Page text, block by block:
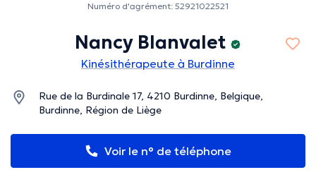
Numéro d'agrément: 52921022521
Nancy Blanvalet
Kinésithérapeute à Burdinne
Rue de la Burdinale 17, 4210 Burdinne, Belgique,
Burdinne, Région de Liège
Voir le n° de téléphone